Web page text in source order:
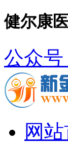
健尔康
公众
网